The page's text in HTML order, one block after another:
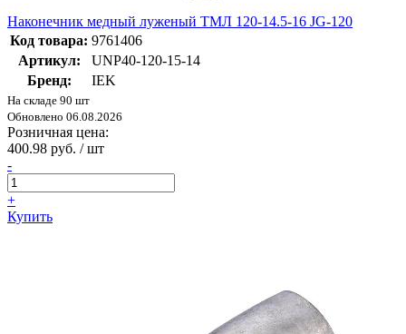
Наконечник медный луженый ТМЛ 120-14.5-16 JG-120
Код товара: 9761406
Артикул:
UNP40-120-15-14
Бренд:
IEK
На складе 90 шт
Обновлено 06.08.2026
Розничная цена:
400.98 руб. / шт
-
+
Купить